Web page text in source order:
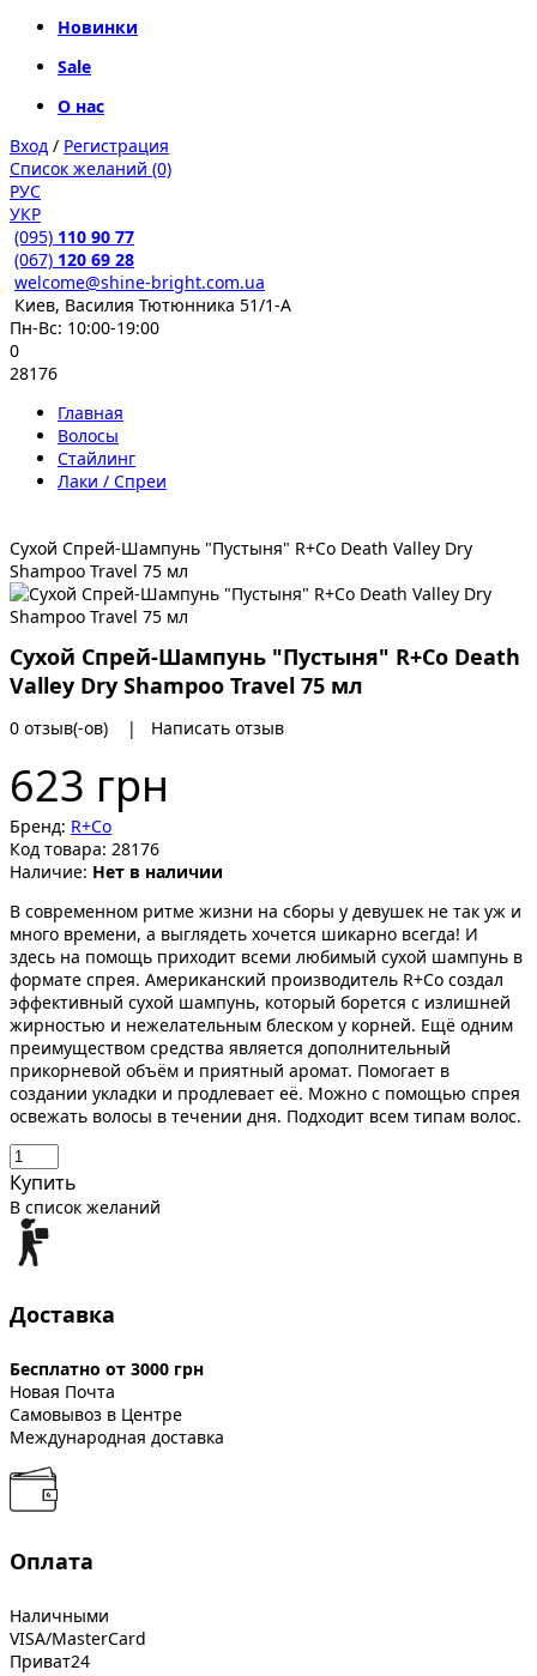
Новинки
Sale
О нас
Вход / Регистрация
Список желаний (0)
РУС
УКР
(095) 110 90 77
(067) 120 69 28
welcome@shine-bright.com.ua
Киев, Василия Тютюнника 51/1-А
Пн-Вс: 10:00-19:00
0
28176
Главная
Волосы
Стайлинг
Лаки / Спреи
Сухой Cпрей-Шампунь "Пустыня" R+Co Death Valley Dry
Shampoo Travel 75 мл
Сухой Cпрей-Шампунь "Пустыня" R+Co Death
Valley Dry Shampoo Travel 75 мл
0 отзыв(-ов) | Написать отзыв
623 грн
Бренд: R+Co
Код товара: 28176
Наличие: Нет в наличии
В современном ритме жизни на сборы у девушек не так уж и
много времени, а выглядеть хочется шикарно всегда! И
здесь на помощь приходит всеми любимый сухой шампунь в
формате спрея. Американский производитель R+Co создал
эффективный сухой шампунь, который борется с излишней
жирностью и нежелательным блеском у корней. Ещё одним
преимуществом средства является дополнительный
прикорневой объём и приятный аромат. Помогает в
создании укладки и продлевает её. Можно с помощью спрея
освежать волосы в течении дня. Подходит всем типам волос.
Купить
В список желаний
Доставка
Бесплатно от 3000 грн
Новая Почта
Самовывоз в Центре
Международная доставка
Оплата
Наличными
VISA/MasterCard
Приват24